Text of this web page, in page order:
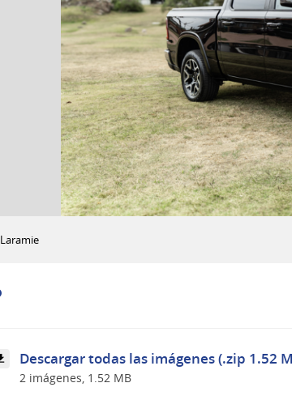
Laramie
Descargar todas las imágenes (.zip 1.52
2 imágenes, 1.52 MB